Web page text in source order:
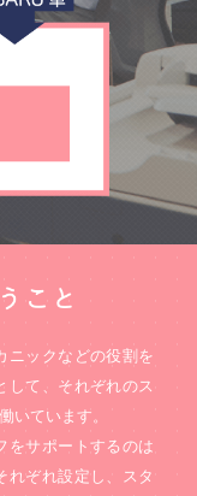
ニックなどの役割を
して、それぞれのス
いています。
をサポートするのは
れぞれ設定し、スタ